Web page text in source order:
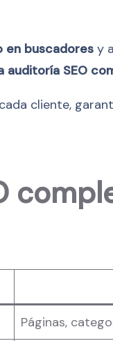
en buscadores y
auditoría SEO
cliente,
Páginas,